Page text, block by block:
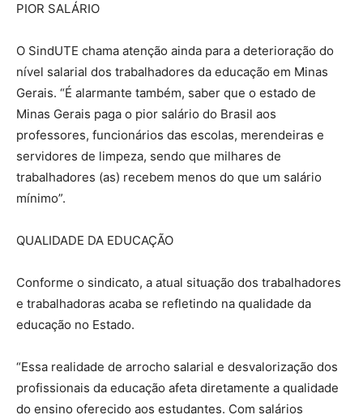
PIOR SALÁRIO
O SindUTE chama atenção ainda para a deterioração do
nível salarial dos trabalhadores da educação em Minas
Gerais. “É alarmante também, saber que o estado de
Minas Gerais paga o pior salário do Brasil aos
professores, funcionários das escolas, merendeiras e
servidores de limpeza, sendo que milhares de
trabalhadores (as) recebem menos do que um salário
mínimo”.
QUALIDADE DA EDUCAÇÃO
Conforme o sindicato, a atual situação dos trabalhadores
e trabalhadoras acaba se refletindo na qualidade da
educação no Estado.
“Essa realidade de arrocho salarial e desvalorização dos
profissionais da educação afeta diretamente a qualidade
do ensino oferecido aos estudantes. Com salários